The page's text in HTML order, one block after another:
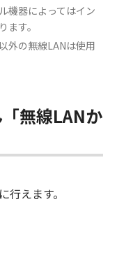
機器によってはイン
す。
外の無線LANは使用
無線LANか
えます。